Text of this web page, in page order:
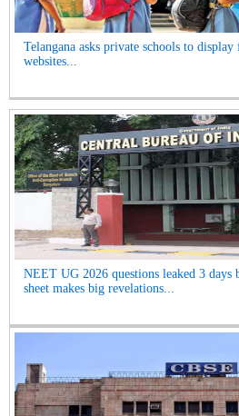
Telangana asks private schools to display
websites...
NEET UG 2026 questions leaked 3 days
sheet makes big revelations...